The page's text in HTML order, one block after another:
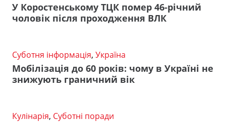
У Коростенському ТЦК помер 46-річний
чоловік після проходження ВЛК
Суботня інформація, Україна
Мобілізація до 60 років: чому в Україні не
знижують граничний вік
Кулінарія, Суботні поради